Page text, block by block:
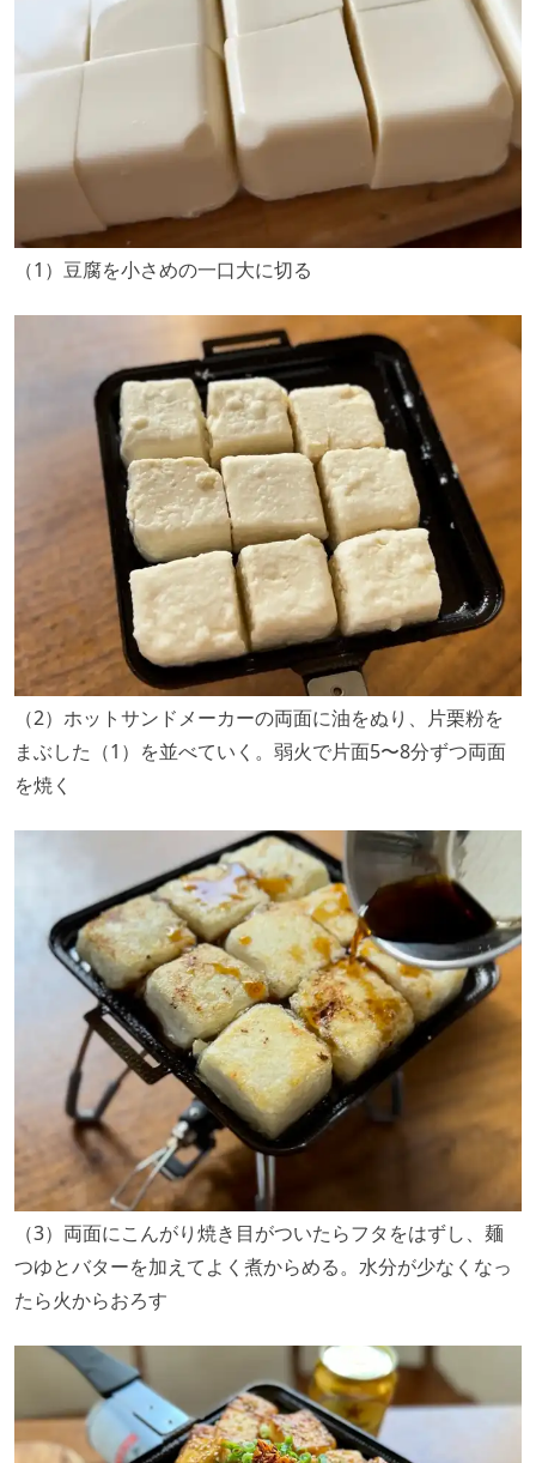
（1）豆腐を小さめの一口大に切る
（2）ホットサンドメーカーの両面に油をぬり、片栗粉を
まぶした（1）を並べていく。弱火で片面5〜8分ずつ両面
を焼く
（3）両面にこんがり焼き目がついたらフタをはずし、麺
つゆとバターを加えてよく煮からめる。水分が少なくなっ
たら火からおろす